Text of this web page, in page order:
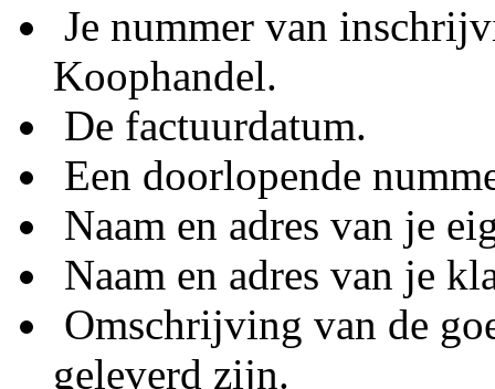
Je nummer van
Koophandel.
De factuurdatum.
Een doorlopende
Naam en adres van je
Naam en adres van je
Omschrijving van de
geleverd zijn.